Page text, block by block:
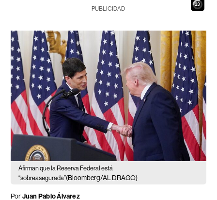
22
PUBLICIDAD
Afirman que la Reserva Federal está
“sobreasegurada”(Bloomberg/AL DRAGO)
PorJuan Pablo Álvarez